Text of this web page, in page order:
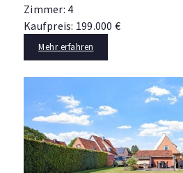
Zimmer: 4
Kaufpreis: 199.000 €
Mehr erfahren